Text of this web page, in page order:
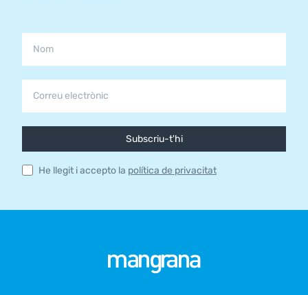
Subscriu-t'hi
He llegit i accepto la política de privacitat